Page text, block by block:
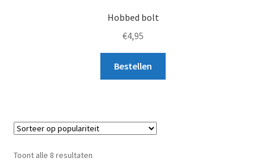
Hobbed bolt
€4,95
Bestellen
Toont alle 8 resultatenGesorteerd